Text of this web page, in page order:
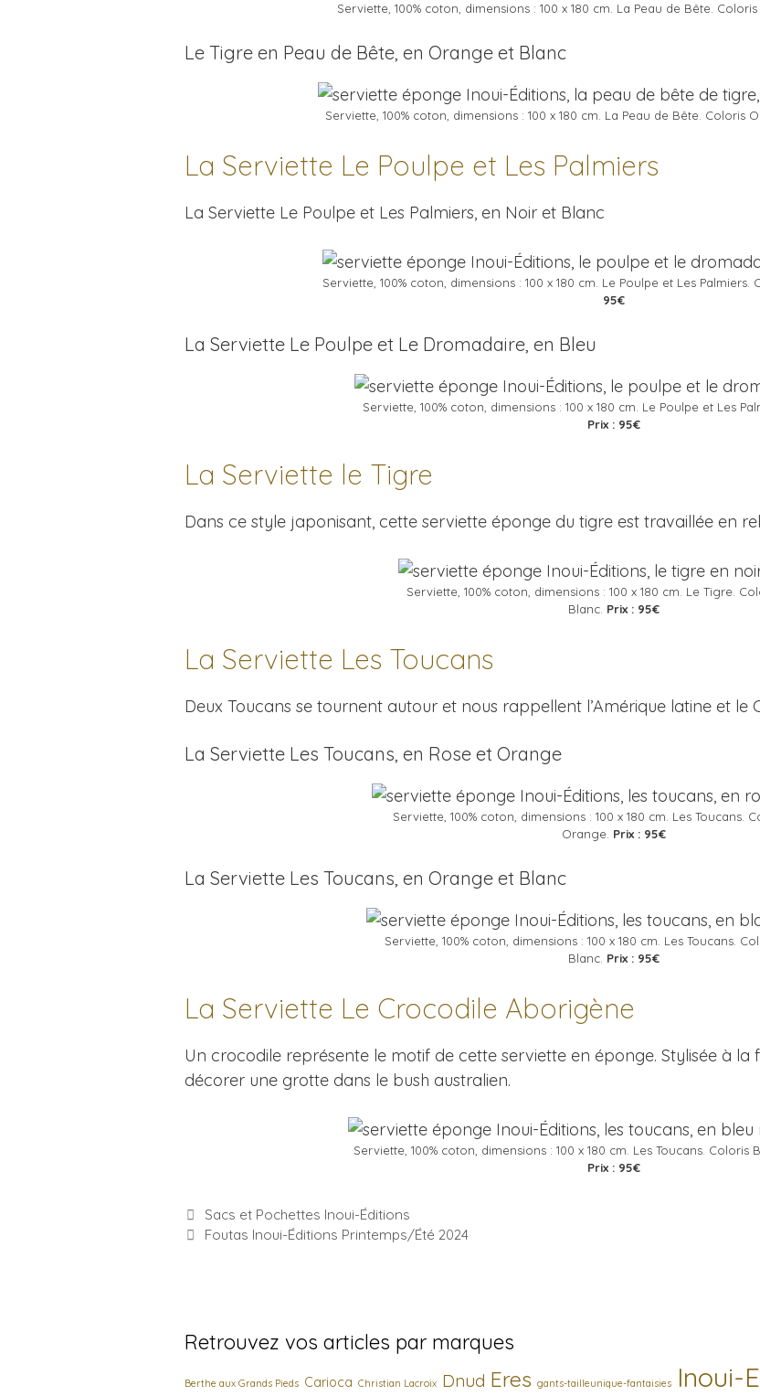
Serviette, 100% coton, dimensions : 100 x 180 cm. La Peau de Bête. Coloris
Le Tigre en Peau de Bête, en Orange et Blanc
Serviette, 100% coton, dimensions : 100 x 180 cm. La Peau de Bête. Coloris
La Serviette Le Poulpe et Les Palmiers
La Serviette Le Poulpe et Les Palmiers, en Noir et Blanc
Serviette, 100% coton, dimensions : 100 x 180 cm. Le Poulpe et Les Palmiers.
95€
La Serviette Le Poulpe et Le Dromadaire, en Bleu
Serviette, 100% coton, dimensions : 100 x 180 cm. Le Poulpe et Les
Prix : 95€
La Serviette le Tigre
Dans ce style japonisant, cette serviette éponge du tigre est travaillée en
Serviette, 100% coton, dimensions : 100 x 180 cm. Le Tigre.
Blanc. Prix : 95€
La Serviette Les Toucans
Deux Toucans se tournent autour et nous rappellent l’Amérique latine et le
La Serviette Les Toucans, en Rose et Orange
Serviette, 100% coton, dimensions : 100 x 180 cm. Les Toucans.
Orange. Prix : 95€
La Serviette Les Toucans, en Orange et Blanc
Serviette, 100% coton, dimensions : 100 x 180 cm. Les Toucans.
Blanc. Prix : 95€
La Serviette Le Crocodile Aborigène
Un crocodile représente le motif de cette serviette en éponge. Stylisée à
décorer une grotte dans le bush australien.
Serviette, 100% coton, dimensions : 100 x 180 cm. Les Toucans. Coloris
Prix : 95€
Sacs et Pochettes Inoui-Éditions
Foutas Inoui-Éditions Printemps/Été 2024
Retrouvez vos articles par marques
Berthe aux Grands Pieds Carioca Christian Lacroix Dnud Eres gants-tailleunique-fantaisies Inoui-